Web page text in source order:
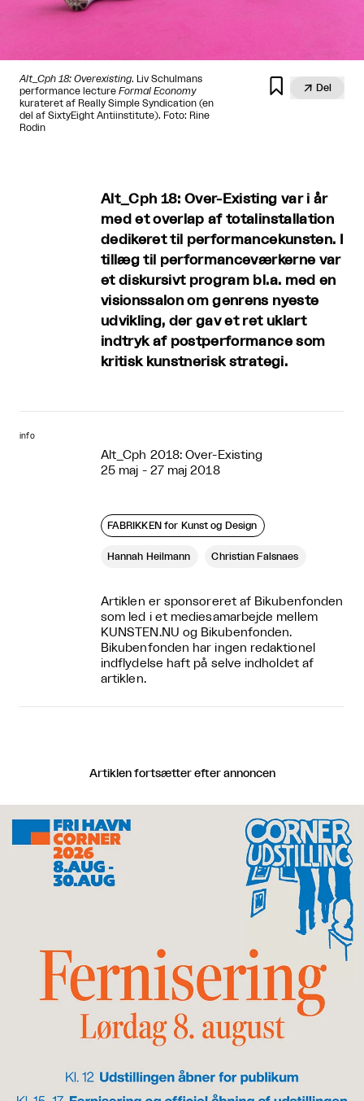
Alt_Cph 18: Overexisting. Liv Schulmans
performance lecture Formal Economy
kurateret af Really Simple Syndication (en
del af SixtyEight Antiinstitute). Foto: Rine
Rodin
  Del
Alt_Cph 18: Over-Existing var i år
med et overlap af totalinstallation
dedikeret til performancekunsten. I
tillæg til performanceværkerne var
et diskursivt program bl.a. med en
visionssalon om genrens nyeste
udvikling, der gav et ret uklart
indtryk af postperformance som
kritisk kunstnerisk strategi.
info
Alt_Cph 2018: Over-Existing
25 maj - 27 maj 2018
FABRIKKEN for Kunst og Design
Hannah Heilmann Christian Falsnaes
Artiklen er sponsoreret af Bikubenfonden
som led i et mediesamarbejde mellem
KUNSTEN.NU og Bikubenfonden.
Bikubenfonden har ingen redaktionel
indflydelse haft på selve indholdet af
artiklen.
Artiklen fortsætter efter annoncen